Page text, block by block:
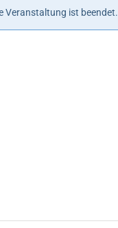
Veranstaltung ist beendet.